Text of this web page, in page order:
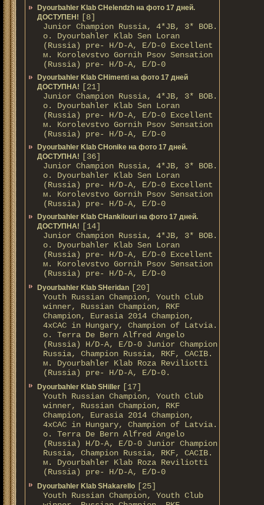
Dyourbahler Klab CHelendzh на фото 17 дней.
ДОСТУПЕН!
[8]
Junior Champion Russia, 4*JB, 3* BOB.
о. Dyourbahler Klab Sen Loran
(Russia) pre- H/D-A, E/D-0 Excellent
м. Korolevstvo Gornih Psov Sensation
(Russia) pre- H/D-A, E/D-0
Dyourbahler Klab CHimenti на фото 17 дней
ДОСТУПНА!
[21]
Junior Champion Russia, 4*JB, 3* BOB.
о. Dyourbahler Klab Sen Loran
(Russia) pre- H/D-A, E/D-0 Excellent
м. Korolevstvo Gornih Psov Sensation
(Russia) pre- H/D-A, E/D-0
Dyourbahler Klab CHonike на фото 17 дней.
ДОСТУПНА!
[36]
Junior Champion Russia, 4*JB, 3* BOB.
о. Dyourbahler Klab Sen Loran
(Russia) pre- H/D-A, E/D-0 Excellent
м. Korolevstvo Gornih Psov Sensation
(Russia) pre- H/D-A, E/D-0
Dyourbahler Klab CHankilouri на фото 17 дней.
ДОСТУПНА!
[14]
Junior Champion Russia, 4*JB, 3* BOB.
о. Dyourbahler Klab Sen Loran
(Russia) pre- H/D-A, E/D-0 Excellent
м. Korolevstvo Gornih Psov Sensation
(Russia) pre- H/D-A, E/D-0
Dyourbahler Klab SHeridan [20]
Youth Russian Champion, Youth Club
winner, Russian Champion, RKF
Champion, Eurasia 2014 Champion,
4xCAC in Hungary, Champion of Latvia.
о. Terra De Bern Alfred Angelo
(Russia) H/D-A, E/D-0 Junior Champion
Russia, Champion Russia, RKF, CACIB.
м. Dyourbahler Klab Roza Reviliotti
(Russia) pre- H/D-A, E/D-0.
Dyourbahler Klab SHiller [17]
Youth Russian Champion, Youth Club
winner, Russian Champion, RKF
Champion, Eurasia 2014 Champion,
4xCAC in Hungary, Champion of Latvia.
о. Terra De Bern Alfred Angelo
(Russia) H/D-A, E/D-0 Junior Champion
Russia, Champion Russia, RKF, CACIB.
м. Dyourbahler Klab Roza Reviliotti
(Russia) pre- H/D-A, E/D-0
Dyourbahler Klab SHakarello [25]
Youth Russian Champion, Youth Club